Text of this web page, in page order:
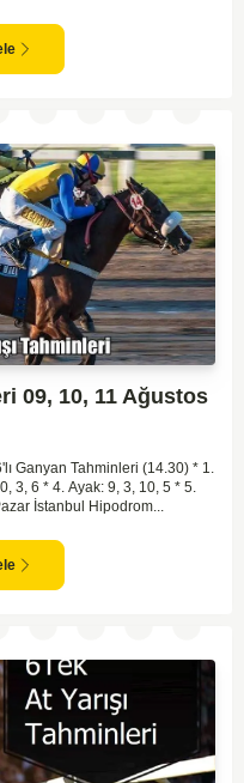
09, 10, 11 Ağustos
Ganyan Tahminleri (14.30) * 1.
3, 6 * 4. Ayak: 9, 3, 10, 5 * 5.
İstanbul Hipodrom...